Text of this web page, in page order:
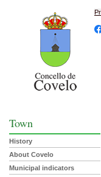
Town
History
About Covelo
Municipal indicators